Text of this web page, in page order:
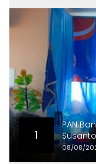
1
PAN
08/08/